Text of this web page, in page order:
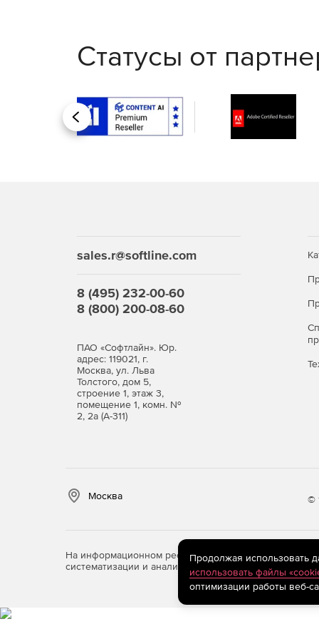
Можно копировать любые модификации
внесенные изменения можно сохранить или
Автоматизация расписания
Статусы от
Назад
sales.r@softline.com
8 (495) 232-00-60
8 (800) 200-08-60
ПАО «Софтлайн». Юр.
адрес: 119021, г.
Москва, ул. Льва
Толстого, дом 5,
строение 1, этаж 3,
помещение 1, комн. №
2, 2а (А-311)
Москва ©
На информационном ресурсе store.softline.ru
систематизации и анализа сведений, относящихся
Продолжая использовать
использовать файлы
оптимизации работы веб-